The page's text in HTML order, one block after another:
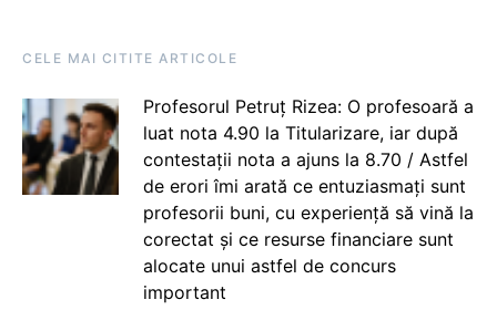
CELE MAI CITITE ARTICOLE
Profesorul Petruț Rizea: O profesoară a
luat nota 4.90 la Titularizare, iar după
contestații nota a ajuns la 8.70 / Astfel
de erori îmi arată ce entuziasmați sunt
profesorii buni, cu experiență să vină la
corectat și ce resurse financiare sunt
alocate unui astfel de concurs
important